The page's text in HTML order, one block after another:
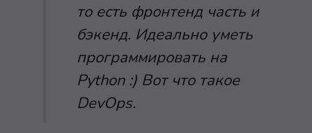
то есть фронтенд часть и
бэкенд. Идеально уметь
программировать на
Python :) Вот что такое
DevOps.